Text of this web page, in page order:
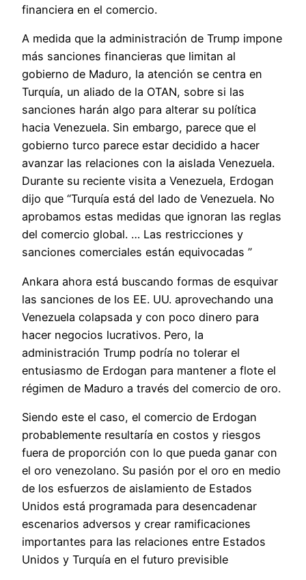
financiera en el comercio.
A medida que la administración de Trump impone
más sanciones financieras que limitan al
gobierno de Maduro, la atención se centra en
Turquía, un aliado de la OTAN, sobre si las
sanciones harán algo para alterar su política
hacia Venezuela. Sin embargo, parece que el
gobierno turco parece estar decidido a hacer
avanzar las relaciones con la aislada Venezuela.
Durante su reciente visita a Venezuela, Erdogan
dijo que “Turquía está del lado de Venezuela. No
aprobamos estas medidas que ignoran las reglas
del comercio global. … Las restricciones y
sanciones comerciales están equivocadas ”
Ankara ahora está buscando formas de esquivar
las sanciones de los EE. UU. aprovechando una
Venezuela colapsada y con poco dinero para
hacer negocios lucrativos. Pero, la
administración Trump podría no tolerar el
entusiasmo de Erdogan para mantener a flote el
régimen de Maduro a través del comercio de oro.
Siendo este el caso, el comercio de Erdogan
probablemente resultaría en costos y riesgos
fuera de proporción con lo que pueda ganar con
el oro venezolano. Su pasión por el oro en medio
de los esfuerzos de aislamiento de Estados
Unidos está programada para desencadenar
escenarios adversos y crear ramificaciones
importantes para las relaciones entre Estados
Unidos y Turquía en el futuro previsible